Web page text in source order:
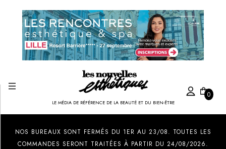
LE MÉDIA DE RÉFÉRENCE DE LA BEAUTÉ ET DU BIEN-ÊTRE
0
NOS BUREAUX SONT FERMÉS DU 1ER AU 23/08. TOUTES LES
COMMANDES SERONT TRAITÉES À PARTIR DU 24/08/2026.